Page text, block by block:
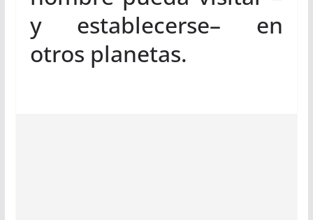
y establecerse– en
otros planetas.